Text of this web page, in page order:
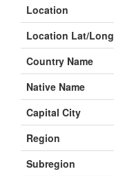
Location
Location Lat/Long
Country Name
Native Name
Capital City
Region
Subregion